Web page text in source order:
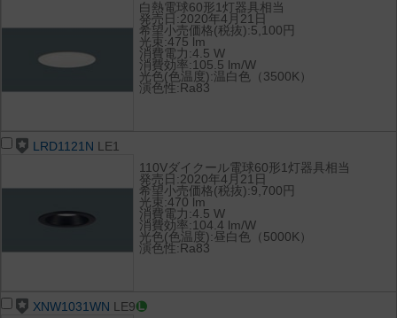
白熱電球60形1灯器具相当
発売日:2020年4月21日
希望小売価格(税抜):5,100円
光束:475 lm
消費電力:4.5 W
消費効率:105.5 lm/W
光色(色温度):温白色（3500K）
演色性:Ra83
LRD1121N LE1
110Vダイクール電球60形1灯器具相当
発売日:2020年4月21日
希望小売価格(税抜):9,700円
光束:470 lm
消費電力:4.5 W
消費効率:104.4 lm/W
光色(色温度):昼白色（5000K）
演色性:Ra83
XNW1031WN LE9